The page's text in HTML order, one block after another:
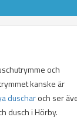
och
kanske är
duscharoch ser
dusch i Hörby.